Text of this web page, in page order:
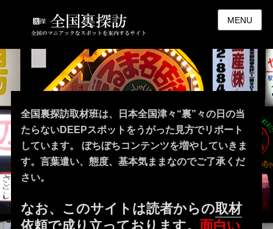
MENU
全国裏探訪取材班は、日本全国津々“裏”々の日の当
たらないDEEPスポットをうがった見方でリポート
しています。 ぼちぼちコンテンツを増やしていきま
す。言葉遣い、態度、基本気ままなのでご了承くだ
さい。
なお、このサイトは読者からの取材
依頼で成り立っております。面白い